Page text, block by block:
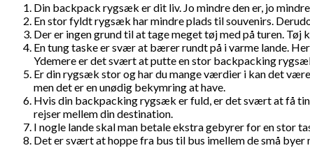
Din backpack rygsæk er dit liv. Jo mindre den er, jo
En stor fyldt rygsæk har mindre plads til souvenirs.
Der er ingen grund til at tage meget tøj med på turen.
En tung taske er svær at bærer rundt på i varme lande.
Ydemere er det svært at putte en stor backpacking
Er din rygsæk stor og har du mange værdier i kan det
men det er en unødig bekymring at have.
Hvis din backpacking rygsæk er fuld, er det svært at få
rejser mellem din destination.
I nogle lande skal man betale ekstra gebyrer for en stor
Det er svært at hoppe fra bus til bus imellem de små